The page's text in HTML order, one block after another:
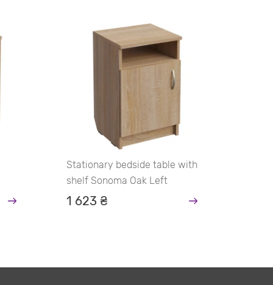
Stationary bedside table with
shelf Sonoma Oak Left
1 623 ₴